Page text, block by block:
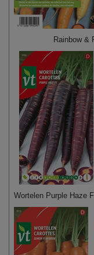
Rainbow &
Wortelen Purple Haze